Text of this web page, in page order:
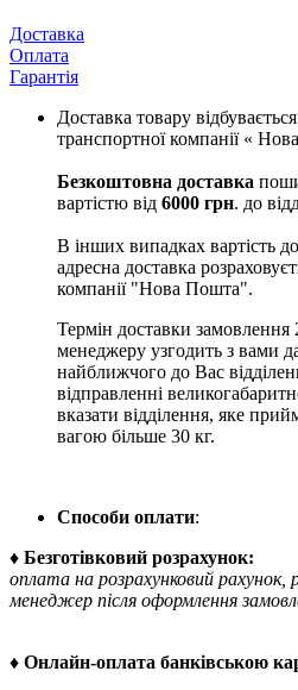
Доставка
Оплата
Гарантія
Доставка товару
транспортної компанії «
Безкоштовна доставка
вартістю від 6000 грн. до
В інших випадках вартість
адресна доставка
компанії "Нова Пошта".
Термін доставки замовлення
менеджеру узгодить з вами
найближчого до Вас
відправленні
вказати відділення, яке
вагою більше 30 кг.
Способи оплати:
♦ Безготівковий розрахунок:
оплата на розрахунковий рахунок,
менеджер після оформлення
♦ Онлайн-оплата банківською